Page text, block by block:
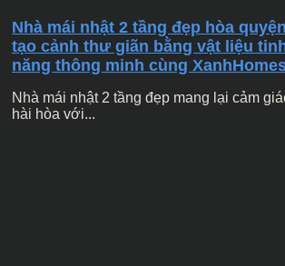
Nhà mái nhật 2 tầng đẹp hòa
tạo cảnh thư giãn bằng vật liệu
năng thông minh cùng
Nhà mái nhật 2 tầng đẹp mang lại cảm
hài hòa với...